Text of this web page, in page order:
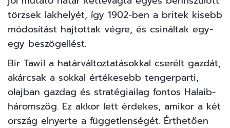
törzsek lakhelyét, így 1902-ben a britek kisebb
módosítást hajtottak végre, és csináltak egy-
egy beszögellést.
Bir Tawil a határváltoztatásokkal cserélt gazdát,
akárcsak a sokkal értékesebb tengerparti,
olajban gazdag és stratégiailag fontos Halaib-
háromszög. Ez akkor lett érdekes, amikor a két
ország elnyerte a függetlenségét. Érthetően